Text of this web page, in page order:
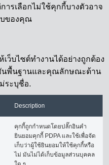
ารเลือกไม่ใช้คุกกี้บางตัวอาจ
บของคุณ
เว็บไซต์ทำงานได้อย่างถูกต้อง
นพื้นฐานและคุณลักษณะด้าน
ระบุชื่อ.
Description
คุกกี้ถูกกำหนดโดยปลั๊กอินคำ
ยินยอมคุกกี้ PDPA และใช้เพื่อจัด
เก็บว่าผู้ใช้ยินยอมให้ใช้คุกกี้หรือ
ไม่ มันไม่ได้เก็บข้อมูลส่วนบุคคล